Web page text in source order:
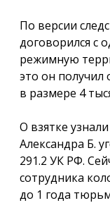
По версии
договорился с
режимную
это он получил
в размере 4
О взятке
Александра Б.
291.2 УК РФ.
сотрудника
до 1 года